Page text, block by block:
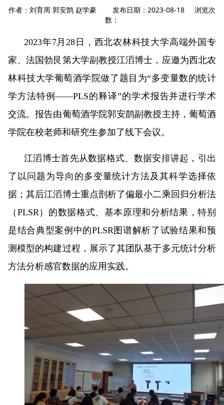
作者：刘育周 郭安鹊 赵学豪 发布日期：2023-08-18 浏览次
数：
2023年7月28日，西北农林科技大学高端外国专
家、法国勃艮第大学副教授江滔博士，应邀为西北农
林科技大学葡萄酒学院做了题目为“多变量数的统计
学方法特例——PLS的释译”的学术报告并进行学术
交流。报告由葡萄酒学院郭安鹊副教授主持，葡萄酒
学院在校老师和研究生参加了线下会议。
江滔博士首先从数据格式、数据安排讲起，引出
了以问题为导向的多变量统计方法及其科学选择依
据；其后江滔博士重点剖析了偏最小二乘回归分析法
（PLSR）的数据格式、基本原理和分析结果，特别
是结合典型案例中的PLSR图谱解析了试验结果和预
测模型的构建过程，展示了其团队基于多元统计分析
方法分析感官数据的应用实践。